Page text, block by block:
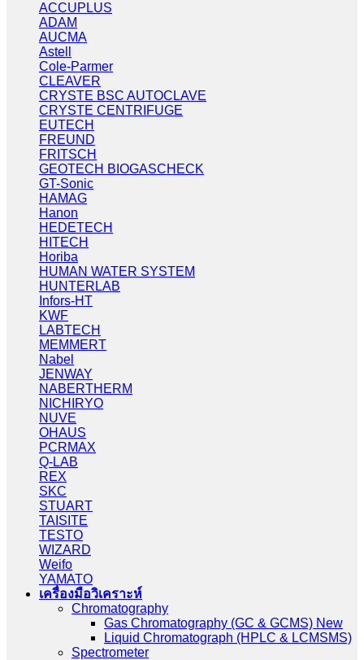
ACCUPLUS
ADAM
AUCMA
Astell
Cole-Parmer
CLEAVER
CRYSTE BSC AUTOCLAVE
CRYSTE CENTRIFUGE
EUTECH
FREUND
FRITSCH
GEOTECH BIOGASCHECK
GT-Sonic
HAMAG
Hanon
HEDETECH
HITECH
Horiba
HUMAN WATER SYSTEM
HUNTERLAB
Infors-HT
KWF
LABTECH
MEMMERT
Nabel
JENWAY
NABERTHERM
NICHIRYO
NUVE
OHAUS
PCRMAX
Q-LAB
REX
SKC
STUART
TAISITE
TESTO
WIZARD
Weifo
YAMATO
เครื่องมือวิเคราะห์
Chromatography
Gas Chromatography (GC & GCMS) New
Liquid Chromatograph (HPLC & LCMSMS)
Spectrometer